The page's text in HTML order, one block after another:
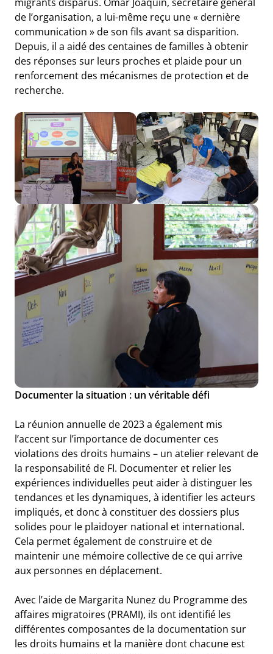
migrants disparus. Omar Joaquin, secrétaire général
de l’organisation, a lui-même reçu une « dernière
communication » de son fils avant sa disparition.
Depuis, il a aidé des centaines de familles à obtenir
des réponses sur leurs proches et plaide pour un
renforcement des mécanismes de protection et de
recherche.
Documenter la situation : un véritable défi
La réunion annuelle de 2023 a également mis
l’accent sur l’importance de documenter ces
violations des droits humains – un atelier relevant de
la responsabilité de FI. Documenter et relier les
expériences individuelles peut aider à distinguer les
tendances et les dynamiques, à identifier les acteurs
impliqués, et donc à constituer des dossiers plus
solides pour le plaidoyer national et international.
Cela permet également de construire et de
maintenir une mémoire collective de ce qui arrive
aux personnes en déplacement.
Avec l’aide de Margarita Nunez du Programme des
affaires migratoires (PRAMI), ils ont identifié les
différentes composantes de la documentation sur
les droits humains et la manière dont chacune est